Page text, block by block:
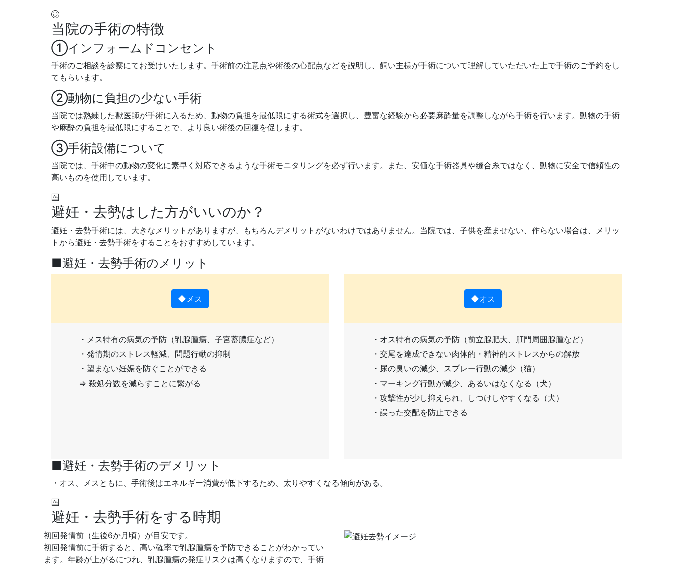
当院の手術の特徴
①インフォームドコンセント
手術のご相談を診察にてお受けいたします。手術前の注意点や術後の心配点などを説明し、飼い主様が手術について理解していただいた上で手術のご予約をし
てもらいます。
➁動物に負担の少ない手術
当院では熟練した獣医師が手術に入るため、動物の負担を最低限にする術式を選択し、豊富な経験から必要麻酔量を調整しながら手術を行います。動物の手術
や麻酔の負担を最低限にすることで、より良い術後の回復を促します。
➂手術設備について
当院では、手術中の動物の変化に素早く対応できるような手術モニタリングを必ず行います。また、安価な手術器具や縫合糸ではなく、動物に安全で信頼性の
高いものを使用しています。
避妊・去勢はした方がいいのか？
避妊・去勢手術には、大きなメリットがありますが、もちろんデメリットがないわけではありません。当院では、子供を産ませない、作らない場合は、メリッ
トから避妊・去勢手術をすることをおすすめしています。
■避妊・去勢手術のメリット
◆メス
・メス特有の病気の予防（乳腺腫瘍、子宮蓄膿症など）
・発情期のストレス軽減、問題行動の抑制
・望まない妊娠を防ぐことができる
⇒ 殺処分数を減らすことに繋がる
◆オス
・オス特有の病気の予防（前立腺肥大、肛門周囲腺腫など）
・交尾を達成できない肉体的・精神的ストレスからの解放
・尿の臭いの減少、スプレー行動の減少（猫）
・マーキング行動が減少、あるいはなくなる（犬）
・攻撃性が少し抑えられ、しつけしやすくなる（犬）
・誤った交配を防止できる
■避妊・去勢手術のデメリット
・オス、メスともに、手術後はエネルギー消費が低下するため、太りやすくなる傾向がある。
避妊・去勢手術をする時期
初回発情前（生後6か月頃）が目安です。
初回発情前に手術すると、高い確率で乳腺腫瘍を予防できることがわかってい
ます。年齢が上がるにつれ、乳腺腫瘍の発症リスクは高くなりますので、手術